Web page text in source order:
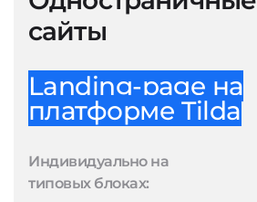
сайты
Landing-page на
платформе Tilda
Индивидуально на
типовых блоках: